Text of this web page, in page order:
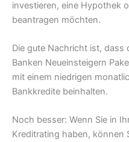
investieren, eine Hypothek
beantragen möchten.
Die gute Nachricht ist, dass
Banken Neueinsteigern
mit einem niedrigen
Bankkredite beinhalten.
Noch besser: Wenn Sie in
Kreditrating haben, können